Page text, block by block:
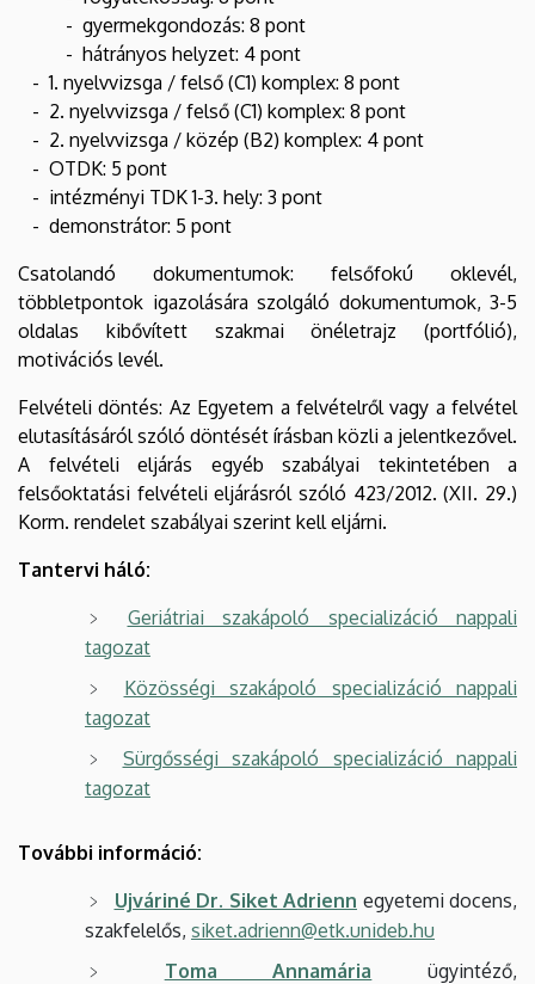
- gyermekgondozás: 8 pont
- hátrányos helyzet: 4 pont
- 1. nyelvvizsga / felső (C1) komplex: 8 pont
- 2. nyelvvizsga / felső (C1) komplex: 8 pont
- 2. nyelvvizsga / közép (B2) komplex: 4 pont
- OTDK: 5 pont
- intézményi TDK 1-3. hely: 3 pont
- demonstrátor: 5 pont
Csatolandó dokumentumok: felsőfokú oklevél,
többletpontok igazolására szolgáló dokumentumok, 3-5
oldalas kibővített szakmai önéletrajz (portfólió),
motivációs levél.
Felvételi döntés: Az Egyetem a felvételről vagy a felvétel
elutasításáról szóló döntését írásban közli a jelentkezővel.
A felvételi eljárás egyéb szabályai tekintetében a
felsőoktatási felvételi eljárásról szóló 423/2012. (XII. 29.)
Korm. rendelet szabályai szerint kell eljárni.
Tantervi háló:
Geriátriai szakápoló specializáció nappali
tagozat
Közösségi szakápoló specializáció nappali
tagozat
Sürgősségi szakápoló specializáció nappali
tagozat
További információ:
Ujváriné Dr. Siket Adrienn egyetemi docens,
szakfelelős, siket.adrienn@etk.unideb.hu
Toma Annamária ügyintéző,